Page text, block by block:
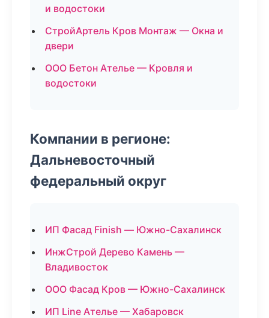
и водостоки
СтройАртель Кров Монтаж — Окна и
двери
ООО Бетон Ателье — Кровля и
водостоки
Компании в регионе:
Дальневосточный
федеральный округ
ИП Фасад Finish — Южно-Сахалинск
ИнжСтрой Дерево Камень —
Владивосток
ООО Фасад Кров — Южно-Сахалинск
ИП Line Ателье — Хабаровск